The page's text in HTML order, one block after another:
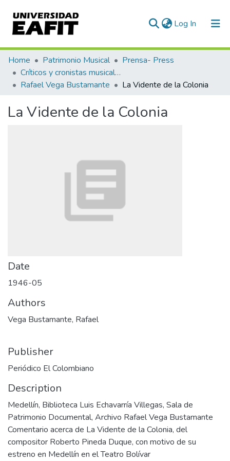
Log In (current)
Communities & Collections
All of DSpace
Home Patrimonio Musical
Prensa- Press
Críticos y cronistas musicales
Rafael Vega Bustamante
La Vidente de la Colonia
La Vidente de la Colonia
Date
1946-05
Authors
Vega Bustamante, Rafael
Publisher
Periódico El Colombiano
Description
Medellín, Biblioteca Luis Echavarría Villegas, Sala de
Patrimonio Documental, Archivo Rafael Vega Bustamante
Comentario acerca de La Vidente de la Colonia, del
compositor Roberto Pineda Duque, con motivo de su
estreno en Medellín en el Teatro Bolívar